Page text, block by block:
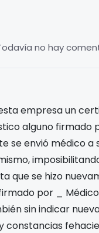
no hay
empresa un
alguno firmado
se envió médico a
que se hizo
por _ Médico
sin indicar